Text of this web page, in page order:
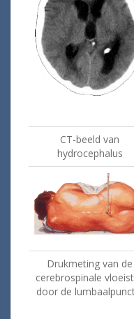
CT-beeld van
hydrocephalus
Drukmeting van de
cerebrospinale
door de